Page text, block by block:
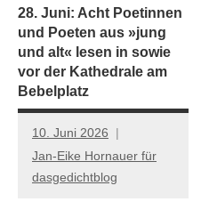
28. Juni: Acht Poetinnen
und Poeten aus »jung
und alt« lesen in sowie
vor der Kathedrale am
Bebelplatz
10. Juni 2026
Jan-Eike Hornauer für
dasgedichtblog